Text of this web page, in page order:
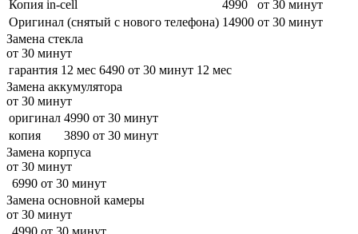
Копия in-cell
4990
от 30 минут
Оригинал (снятый с нового телефона) 14900 от 30 минут
Замена стекла
от 30 минут
гарантия 12 мес 6490 от 30 минут 12 мес
Замена аккумулятора
от 30 минут
оригинал 4990 от 30 минут
копия
3890 от 30 минут
Замена корпуса
от 30 минут
6990 от 30 минут
Замена основной камеры
от 30 минут